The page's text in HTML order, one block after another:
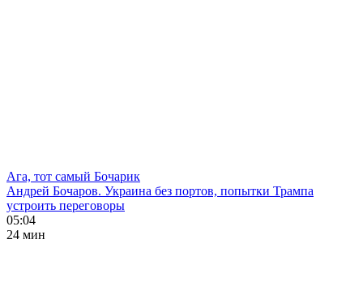
Ага, тот самый Бочарик
Андрей Бочаров. Украина без портов, попытки Трампа
устроить переговоры
05:04
24 мин